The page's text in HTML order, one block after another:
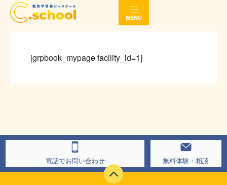
MENU
マイページ
[grpbook_mypage facility_id=1]
電話でお問い合わせ 無料体験・相談